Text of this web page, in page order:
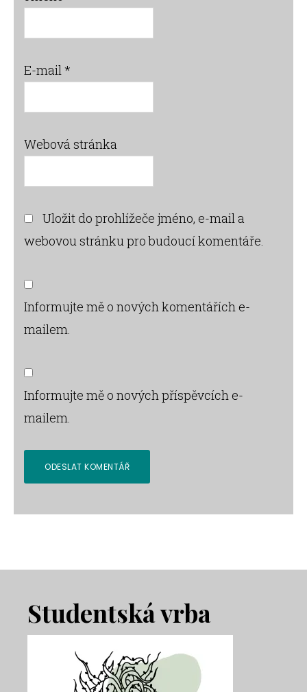
E-mail*
Webová stránka
Uložit do prohlížeče jméno, e-mail a
webovou stránku pro budoucí komentáře.
Informujte mě o nových komentářích e-
mailem.
Informujte mě o nových příspěvcích e-
mailem.
Footer
Studentská vrba